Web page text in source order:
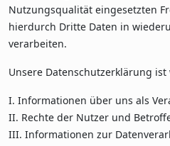
Nutzungsqualität eingesetzten
hierdurch Dritte Daten in
verarbeiten.
Unsere Datenschutzerklärung
I. Informationen über uns als
II. Rechte der Nutzer und
III. Informationen zur